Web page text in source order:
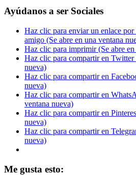
Ayúdanos a ser Sociales
Haz clic para enviar un enlace
amigo (Se abre en una ventana
Haz clic para imprimir (Se abre
Haz clic para compartir en Twitter
nueva)
Haz clic para compartir en
nueva)
Haz clic para compartir en
ventana nueva)
Haz clic para compartir en
nueva)
Haz clic para compartir en
nueva)
Me gusta esto: